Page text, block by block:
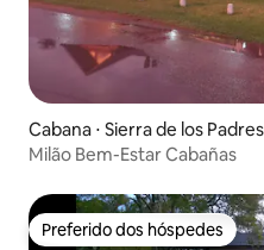
Cabana ⋅ Sierra de los Padres
Milão Bem-Estar Cabañas
Preferido dos hóspedes
Preferido dos hóspedes